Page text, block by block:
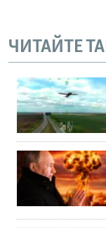
ЧИТАЙТЕ